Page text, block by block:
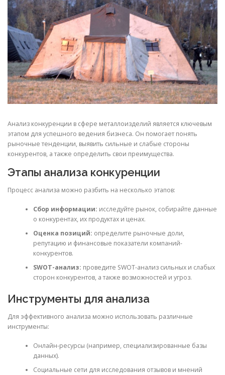
СТАТЬИ
Анализ конкуренции в сфере металлоизделий является ключевым
этапом для успешного ведения бизнеса. Он помогает понять
рыночные тенденции, выявить сильные и слабые стороны
конкурентов, а также определить свои преимущества.
Этапы анализа конкуренции
Процесс анализа можно разбить на несколько этапов:
Сбор информации: исследуйте рынок, собирайте данные
о конкурентах, их продуктах и ценах.
Оценка позиций: определите рыночные доли,
репутацию и финансовые показатели компаний-
конкурентов.
SWOT-анализ: проведите SWOT-анализ сильных и слабых
сторон конкурентов, а также возможностей и угроз.
Инструменты для анализа
Для эффективного анализа можно использовать различные
инструменты:
Онлайн-ресурсы (например, специализированные базы
данных).
Социальные сети для исследования отзывов и мнений